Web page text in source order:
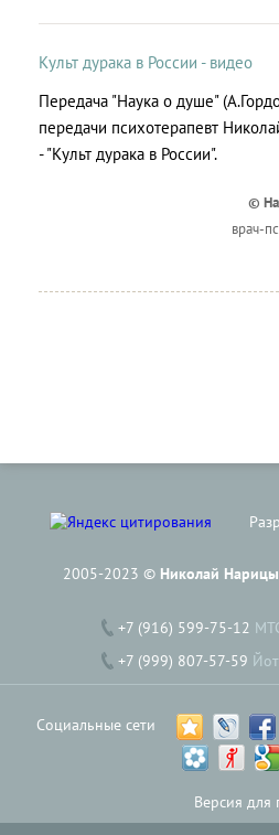
Культ дурака в России - видео
Передача "Наука о душе"
передачи психотерапевт
- "Культ дурака в России".
©
врач-
2005-2023 © Николай
+7 (916) 599-75-12
+7 (999) 807-57-59
Социальные сети
Версия для